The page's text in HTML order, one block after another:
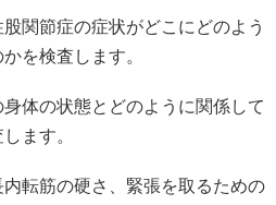
関節症の症状がどこにどのよう
を検査します。
体の状態とどのように関係して
ます。
転筋の硬さ、緊張を取るための